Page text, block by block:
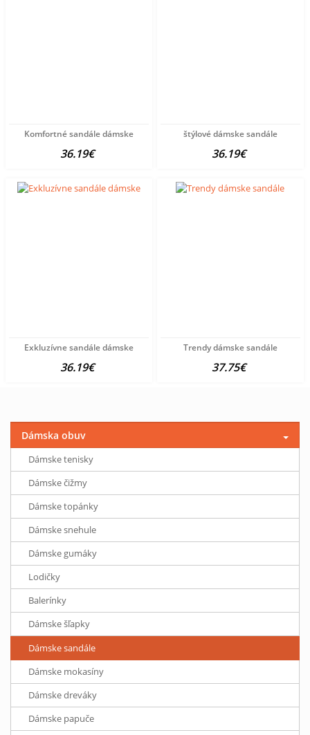
Komfortné sandále dámske
36.19€
štýlové dámske sandále
36.19€
Exkluzívne sandále dámske
36.19€
Trendy dámske sandále
37.75€
Dámska obuv
Dámske tenisky
Dámske čižmy
Dámske topánky
Dámske snehule
Dámske gumáky
Lodičky
Balerínky
Dámske šľapky
Dámske sandále
Dámske mokasíny
Dámske dreváky
Dámske papuče